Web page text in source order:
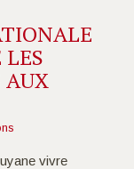
AUX
vivre